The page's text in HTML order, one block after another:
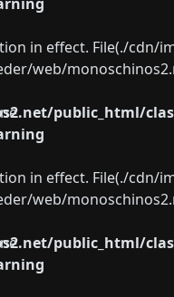
in effect. File(./
web/
public_html/
in effect. File(./
web/
public_html/